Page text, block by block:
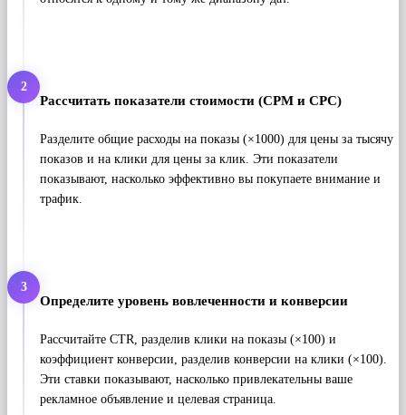
2
Рассчитать показатели стоимости (CPM и CPC)
Разделите общие расходы на показы (×1000) для цены за тысячу
показов и на клики для цены за клик. Эти показатели
показывают, насколько эффективно вы покупаете внимание и
трафик.
3
Определите уровень вовлеченности и конверсии
Рассчитайте CTR, разделив клики на показы (×100) и
коэффициент конверсии, разделив конверсии на клики (×100).
Эти ставки показывают, насколько привлекательны ваше
рекламное объявление и целевая страница.